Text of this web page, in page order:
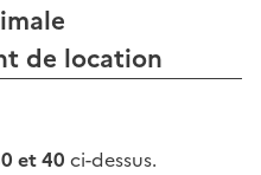
de location
et 40 ci-dessus.